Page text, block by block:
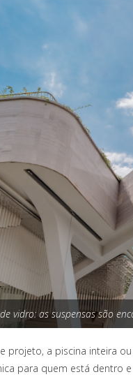
vidro: as suspensas são
projeto, a piscina inteira
para quem está dentro e